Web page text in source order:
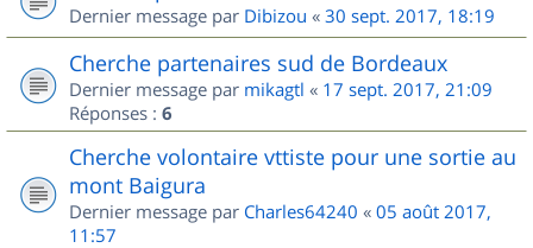
Dernier message par Dibizou « 30 sept. 2017, 18:19
Cherche partenaires sud de Bordeaux
Dernier message par mikagtl « 17 sept. 2017, 21:09
Réponses : 6
Cherche volontaire vttiste pour une sortie au
mont Baigura
Dernier message par Charles64240 « 05 août 2017,
11:57